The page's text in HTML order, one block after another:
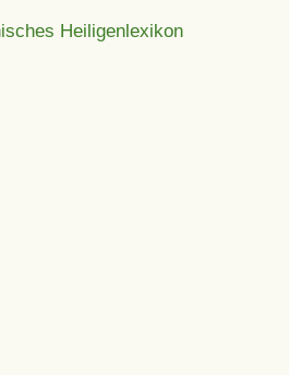
Heiligenlexikon